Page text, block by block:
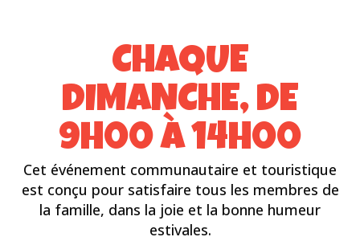
CHAQUE
DIMANCHE, DE
9H00 À 14H00
Cet événement communautaire et touristique
est conçu pour satisfaire tous les membres de
la famille, dans la joie et la bonne humeur
estivales.